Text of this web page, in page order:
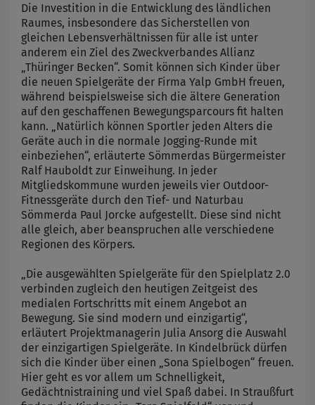
Die Investition in die Entwicklung des ländlichen
Raumes, insbesondere das Sicherstellen von
gleichen Lebensverhältnissen für alle ist unter
anderem ein Ziel des Zweckverbandes Allianz
„Thüringer Becken“. Somit können sich Kinder über
die neuen Spielgeräte der Firma Yalp GmbH freuen,
während beispielsweise sich die ältere Generation
auf den geschaffenen Bewegungsparcours fit halten
kann. „Natürlich können Sportler jeden Alters die
Geräte auch in die normale Jogging-Runde mit
einbeziehen“, erläuterte Sömmerdas Bürgermeister
Ralf Hauboldt zur Einweihung. In jeder
Mitgliedskommune wurden jeweils vier Outdoor-
Fitnessgeräte durch den Tief- und Naturbau
Sömmerda Paul Jorcke aufgestellt. Diese sind nicht
alle gleich, aber beanspruchen alle verschiedene
Regionen des Körpers.
„Die ausgewählten Spielgeräte für den Spielplatz 2.0
verbinden zugleich den heutigen Zeitgeist des
medialen Fortschritts mit einem Angebot an
Bewegung. Sie sind modern und einzigartig“,
erläutert Projektmanagerin Julia Ansorg die Auswahl
der einzigartigen Spielgeräte. In Kindelbrück dürfen
sich die Kinder über einen „Sona Spielbogen“ freuen.
Hier geht es vor allem um Schnelligkeit,
Gedächtnistraining und viel Spaß dabei. In Straußfurt